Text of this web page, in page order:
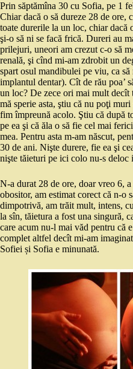
Prin săptămîna 30 cu Sofia, pe 1
Chiar dacă o să dureze 28 de ore,
toate durerile la un loc, chiar dacă
şi-o să ni se facă frică. Dureri au
prilejuri, uneori am crezut c-o să
renală, şi cînd mi-am zdrobit un
spart osul mandibulei pe viu, ca să
implantul dentar). Cît de rău poa’
un loc? De zece ori mai mult decît
mă sperie asta, ştiu că nu poţi
fim împreună acolo. Ştiu că după
pe ea şi că ăla o să fie cel mai
mea. Pentru asta m-am născut,
30 de ani. Nişte durere, fie ea şi
nişte tăieturi pe ici colo nu-s deloc
N-a durat 28 de ore, doar vreo 6,
obositor, am estimat corect că n-o
dimpotrivă, am trăit mult, intens,
la sîn, tăietura a fost una singură,
care acum nu-l mai văd pentru că
complet altfel decît mi-am
Sofiei și Sofia e minunată.